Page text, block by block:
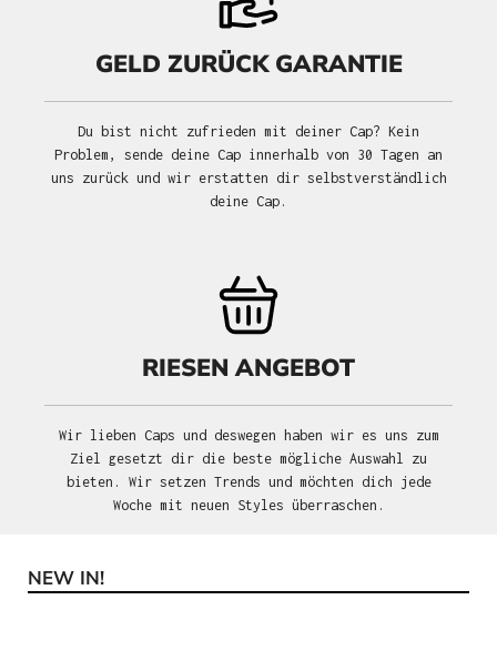
GELD ZURÜCK GARANTIE
Du bist nicht zufrieden mit deiner Cap? Kein
Problem, sende deine Cap innerhalb von 30 Tagen an
uns zurück und wir erstatten dir selbstverständlich
deine Cap.
RIESEN ANGEBOT
Wir lieben Caps und deswegen haben wir es uns zum
Ziel gesetzt dir die beste mögliche Auswahl zu
bieten. Wir setzen Trends und möchten dich jede
Woche mit neuen Styles überraschen.
Produktgalerie überspringen
NEW IN!